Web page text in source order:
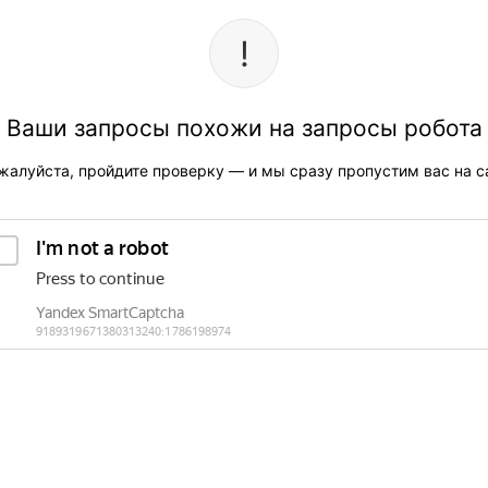
Ваши запросы похожи на запросы робота
пройдите проверку — и мы сразу пропустим вас на